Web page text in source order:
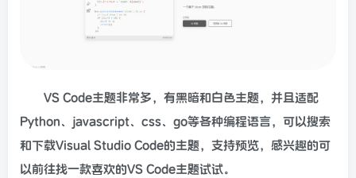
VS Code主题非常多，有黑暗和白色主题，并且适配
Python、javascript、css、go等各种编程语言，可以搜索
和下载Visual Studio Code的主题，支持预览，感兴趣的可
以前往找一款喜欢的VS Code主题试试。